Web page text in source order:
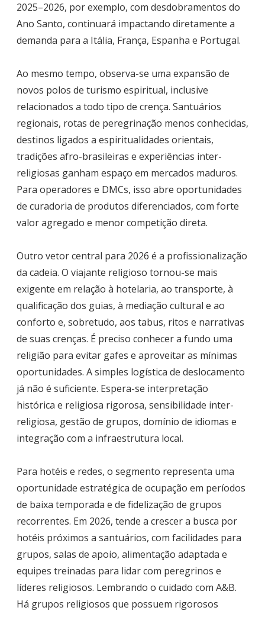
2025–2026, por exemplo, com desdobramentos do
Ano Santo, continuará impactando diretamente a
demanda para a Itália, França, Espanha e Portugal.
Ao mesmo tempo, observa-se uma expansão de
novos polos de turismo espiritual, inclusive
relacionados a todo tipo de crença. Santuários
regionais, rotas de peregrinação menos conhecidas,
destinos ligados a espiritualidades orientais,
tradições afro-brasileiras e experiências inter-
religiosas ganham espaço em mercados maduros.
Para operadores e DMCs, isso abre oportunidades
de curadoria de produtos diferenciados, com forte
valor agregado e menor competição direta.
Outro vetor central para 2026 é a profissionalização
da cadeia. O viajante religioso tornou-se mais
exigente em relação à hotelaria, ao transporte, à
qualificação dos guias, à mediação cultural e ao
conforto e, sobretudo, aos tabus, ritos e narrativas
de suas crenças. É preciso conhecer a fundo uma
religião para evitar gafes e aproveitar as mínimas
oportunidades. A simples logística de deslocamento
já não é suficiente. Espera-se interpretação
histórica e religiosa rigorosa, sensibilidade inter-
religiosa, gestão de grupos, domínio de idiomas e
integração com a infraestrutura local.
Para hotéis e redes, o segmento representa uma
oportunidade estratégica de ocupação em períodos
de baixa temporada e de fidelização de grupos
recorrentes. Em 2026, tende a crescer a busca por
hotéis próximos a santuários, com facilidades para
grupos, salas de apoio, alimentação adaptada e
equipes treinadas para lidar com peregrinos e
líderes religiosos. Lembrando o cuidado com A&B.
Há grupos religiosos que possuem rigorosos